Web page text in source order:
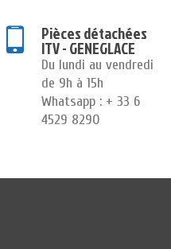
Pièces détachées
ITV - GENEGLACE
Du lundi au vendredi
de 9h à 15h
Whatsapp : + 33 6
4529 8290